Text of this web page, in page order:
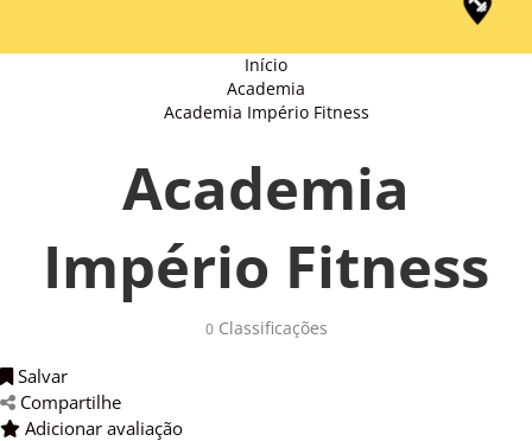
Início
Academia
Academia Império Fitness
Academia
Império Fitness
0Classificações
Salvar
Compartilhe
Adicionar avaliação